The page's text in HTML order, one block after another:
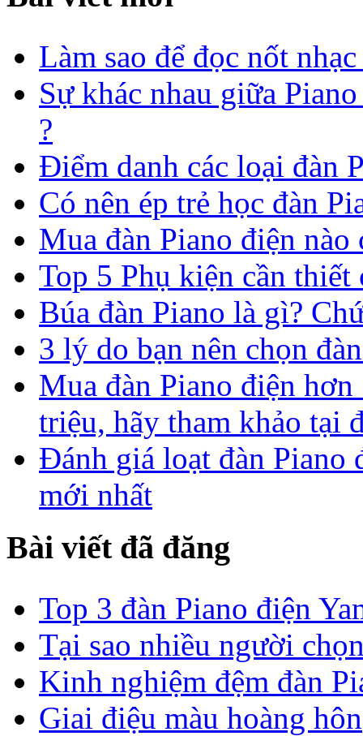
Làm sao để đọc nốt
Sự khác nhau giữa
?
Điểm danh các loại đàn
Có nên ép trẻ học đàn
Mua đàn Piano điện nào
Top 5 Phụ kiện cần thiết
Búa đàn Piano là gì?
3 lý do bạn nên chọn
Mua đàn Piano điện
triệu, hãy tham khảo tại
Đánh giá loạt đàn Piano
mới nhất
Bài viết đã đăng
Top 3 đàn Piano điện
Tại sao nhiều người
Kinh nghiệm đệm đàn
Giai điệu màu hoàng hôn